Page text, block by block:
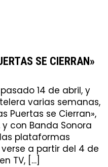
SE CIERRAN»
14 de abril, y
varias semanas,
Puertas se Cierran»,
con Banda Sonora
plataformas
a partir del 4 de
TV, […]